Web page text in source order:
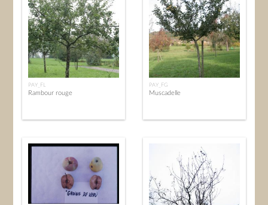
PAY_FL
Rambour rouge
PAY_FG
Muscadelle